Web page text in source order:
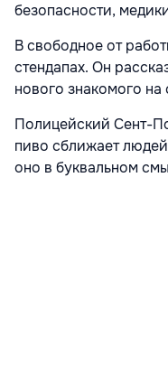
безопасности,
В свободное от
стендапах. Он
нового знакомого на
Полицейский Сент-
пиво сближает
оно в буквальном